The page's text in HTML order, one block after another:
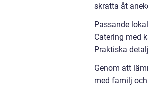
skratta åt
Passande
Catering med
Praktiska
Genom att
med familj